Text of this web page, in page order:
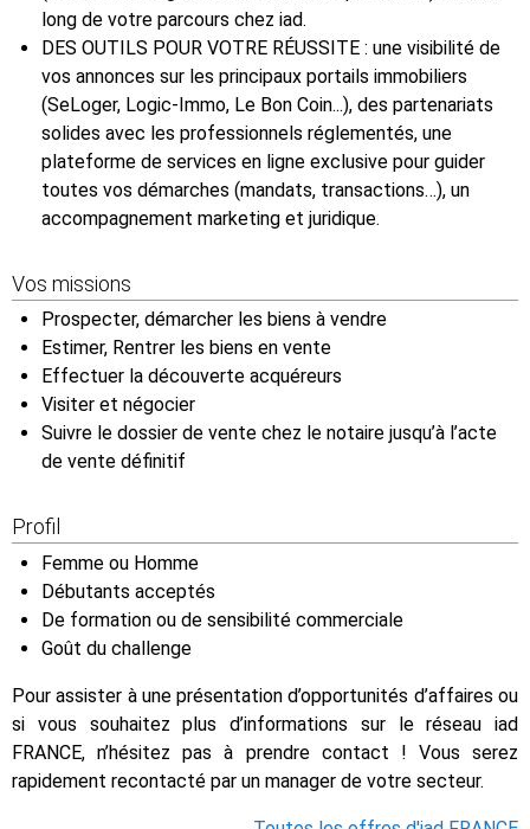
long de votre parcours chez iad.
DES OUTILS POUR VOTRE RÉUSSITE : une visibilité de
vos annonces sur les principaux portails immobiliers
(SeLoger, Logic-Immo, Le Bon Coin...), des partenariats
solides avec les professionnels réglementés, une
plateforme de services en ligne exclusive pour guider
toutes vos démarches (mandats, transactions…), un
accompagnement marketing et juridique.
Vos missions
Prospecter, démarcher les biens à vendre
Estimer, Rentrer les biens en vente
Effectuer la découverte acquéreurs
Visiter et négocier
Suivre le dossier de vente chez le notaire jusqu’à l’acte
de vente définitif
Profil
Femme ou Homme
Débutants acceptés
De formation ou de sensibilité commerciale
Goût du challenge
Pour assister à une présentation d’opportunités d’affaires ou
si vous souhaitez plus d’informations sur le réseau iad
FRANCE, n’hésitez pas à prendre contact ! Vous serez
rapidement recontacté par un manager de votre secteur.